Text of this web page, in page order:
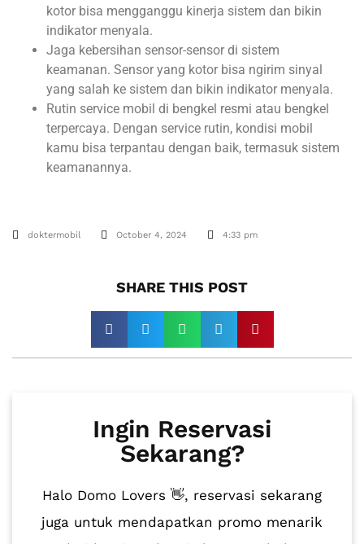
kotor bisa mengganggu kinerja sistem dan bikin
indikator menyala.
Jaga kebersihan sensor-sensor di sistem
keamanan. Sensor yang kotor bisa ngirim sinyal
yang salah ke sistem dan bikin indikator menyala.
Rutin service mobil di bengkel resmi atau bengkel
terpercaya. Dengan service rutin, kondisi mobil
kamu bisa terpantau dengan baik, termasuk sistem
keamanannya.
doktermobil October 4, 2024 4:33 pm
SHARE THIS POST​
Ingin Reservasi
Sekarang?
Halo Domo Lovers 👋, reservasi sekarang
juga untuk mendapatkan promo menarik